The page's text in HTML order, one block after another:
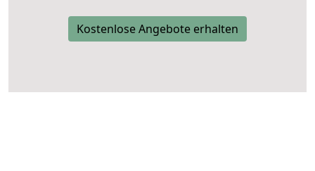
Kostenlose Angebote erhalten